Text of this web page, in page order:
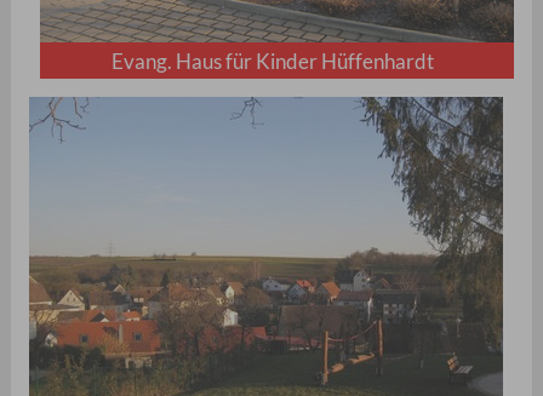
Evang. Haus für Kinder Hüffenhardt